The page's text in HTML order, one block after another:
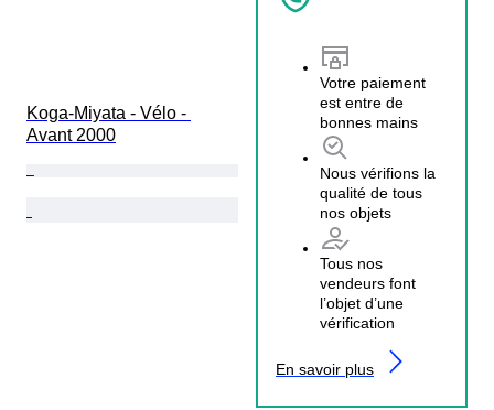
Koga-Miyata - Vélo -
Avant 2000
Votre paiement
est entre de
bonnes mains
Nous vérifions la
qualité de tous
nos objets
Tous nos
vendeurs font
l’objet d’une
vérification
En savoir plus